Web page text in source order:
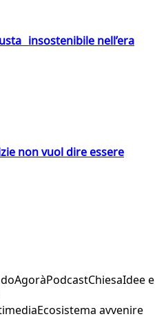
insostenibile nell’era
non vuol dire essere
AgoràPodcastChiesaIdee e
Ecosistema avvenire